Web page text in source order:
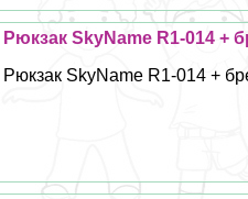
Рюкзак SkyName R1-014 +
Рюкзак SkyName R1-014 +